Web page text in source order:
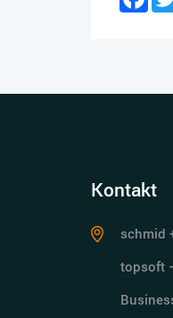
Kontakt
schmid
topsoft